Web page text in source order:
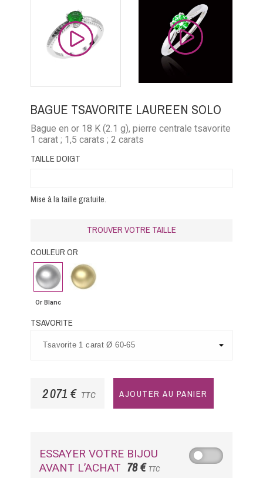
BAGUE TSAVORITE LAUREEN SOLO
Bague en or 18 K (2.1 g), pierre centrale tsavorite
1 carat ; 1,5 carats ; 2 carats
TAILLE DOIGT
Mise à la taille gratuite.
TROUVER VOTRE TAILLE
COULEUR OR
Or
Blanc
Or Blanc
Or
Jaune
TSAVORITE
2 071 € TTC AJOUTER AU PANIER
ESSAYER VOTRE BIJOU
AVANT L’ACHAT 78 € TTC